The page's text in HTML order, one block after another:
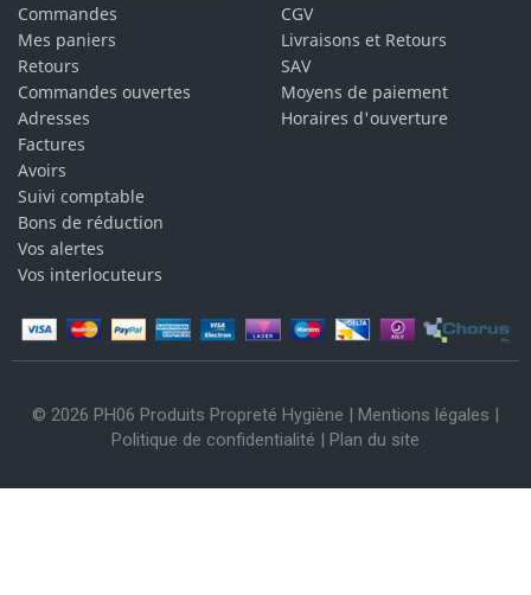
Commandes
Mes paniers
Retours
Commandes ouvertes
Adresses
Factures
Avoirs
Suivi comptable
Bons de réduction
Vos alertes
Vos interlocuteurs
CGV
Livraisons et Retours
SAV
Moyens de paiement
Horaires d'ouverture
© 2026 PH06 Produits Propreté Hygiène | Mentions légales |
Politique de confidentialité | Plan du site